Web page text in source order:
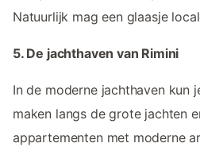
Natuurlijk mag een glaasje
5. De jachthaven van Rimini
In de moderne jachthaven kun
maken langs de grote jachten
appartementen met moderne